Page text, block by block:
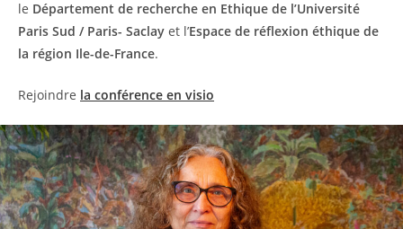
le Département de recherche en Ethique de l’Université
Paris Sud / Paris- Saclay et l’Espace de réflexion éthique de
la région Ile-de-France.
Rejoindre la conférence en visio